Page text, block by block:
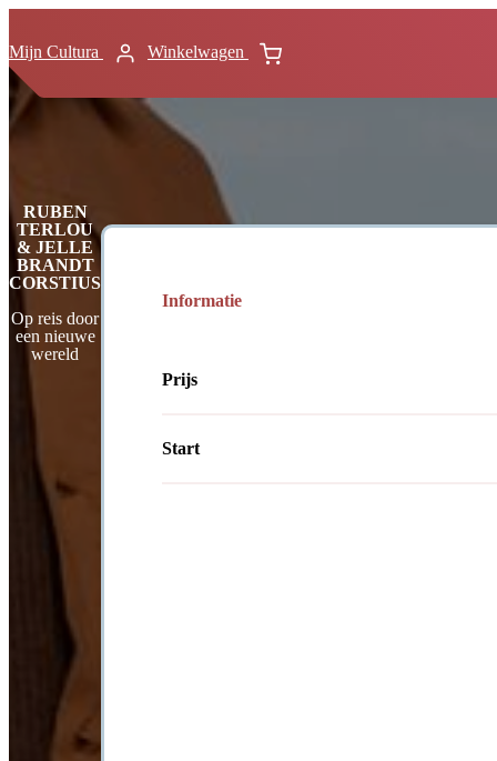
Mijn Cultura Winkelwagen
RUBEN
TERLOU
& JELLE
BRANDT
CORSTIUS
Op reis door
een nieuwe
wereld
Informatie
Prijs
Start